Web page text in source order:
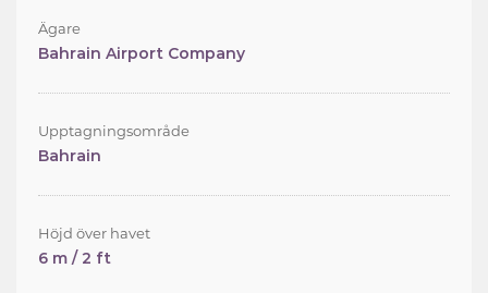
Ägare
Bahrain Airport Company
Upptagningsområde
Bahrain
Höjd över havet
6 m / 2 ft